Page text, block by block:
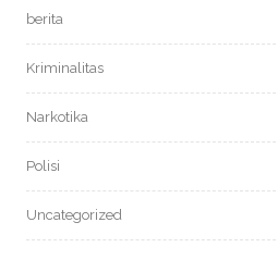
berita
Kriminalitas
Narkotika
Polisi
Uncategorized